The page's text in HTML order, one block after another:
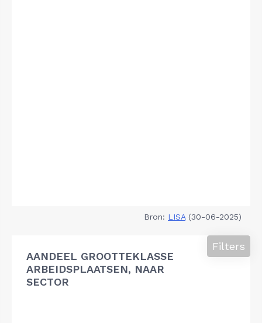
Bron: LISA(30-06-2025)
AANDEEL GROOTTEKLASSE
ARBEIDSPLAATSEN, NAAR
SECTOR
Filters